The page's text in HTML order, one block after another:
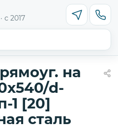
с 2017
на
d-
1 [20]
сталь